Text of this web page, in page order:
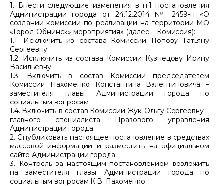
1. Внести следующие изменения в п.1 постановления
Администрации города от 24.12.2014 № 2459-п «О
создании комиссии по реализации на территории МО
«Город Обнинск» мероприятия» (далее – Комиссия):
1.1. Исключить из состава Комиссии Попову Татьяну
Сергеевну.
1.2. Исключить из состава Комиссии Кузнецову Ирину
Васильевну.
1.3. Включить в состав Комиссии председателем
Комиссии Пахоменко Константина Валентиновича –
заместителя главы Администрации города по
социальным вопросам.
1.4. Включить в состав Комиссии Жук Ольгу Сергеевну –
главного специалиста Правового управления
Администрации города.
2. Опубликовать настоящее постановление в средствах
массовой информации и разместить на официальном
сайте Администрации города.
3. Контроль за настоящим постановлением возложить
на заместителя главы Администрации города по
социальным вопросам К.В. Пахоменко.